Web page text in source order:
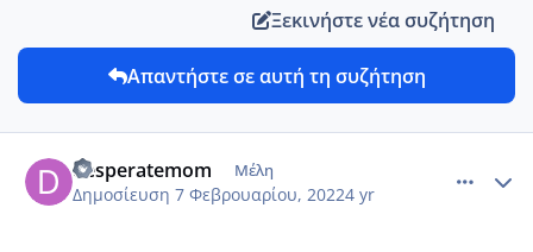
Ξεκινήστε νέα συζήτηση
Απαντήστε σε αυτή τη συζήτηση
desperatemom Μέλη
Δημοσίευση 7 Φεβρουαρίου, 20224 yr